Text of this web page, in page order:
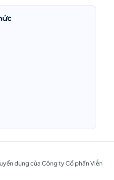
dụng của Công ty Cổ phần Viễn